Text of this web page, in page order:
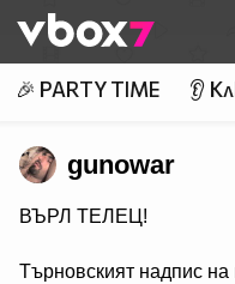
👾
🎉 PARTY TIME 👂
gunowar
ВЪРЛ ТЕЛЕЦ!
Търновският надпис на